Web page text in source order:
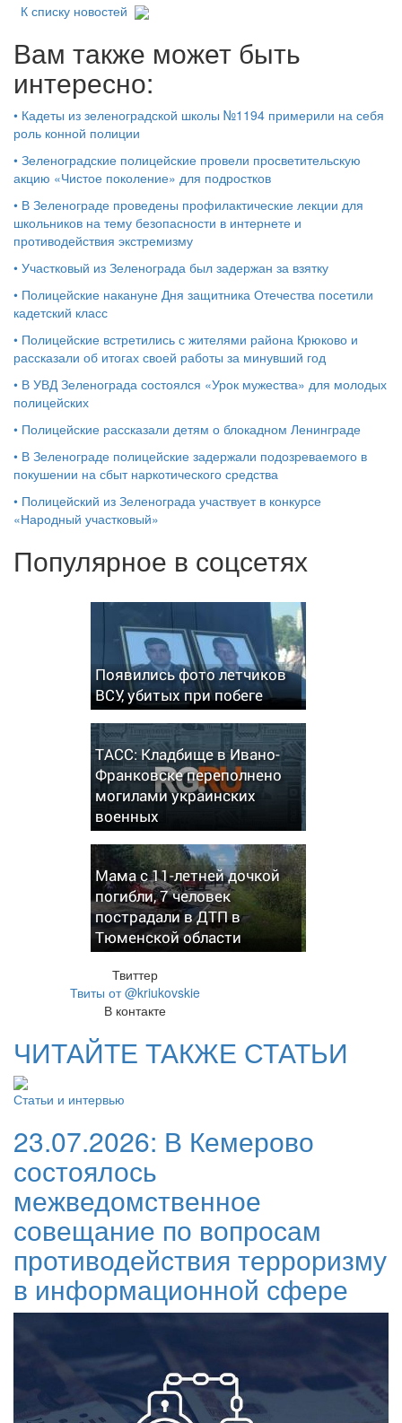
К списку новостей
Вам также может быть
интересно:
• Кадеты из зеленоградской школы №1194 примерили на себя
роль конной полиции
• Зеленоградские полицейские провели просветительскую
акцию «Чистое поколение» для подростков
• В Зеленограде проведены профилактические лекции для
школьников на тему безопасности в интернете и
противодействия экстремизму
• Участковый из Зеленограда был задержан за взятку
• Полицейские накануне Дня защитника Отечества посетили
кадетский класс
• Полицейские встретились с жителями района Крюково и
рассказали об итогах своей работы за минувший год
• В УВД Зеленограда состоялся «Урок мужества» для молодых
полицейских
• Полицейские рассказали детям о блокадном Ленинграде
• В Зеленограде полицейские задержали подозреваемого в
покушении на сбыт наркотического средства
• Полицейский из Зеленограда участвует в конкурсе
«Народный участковый»
Популярное в соцсетях
Появились фото летчиков
ВСУ, убитых при побеге
ТАСС: Кладбище в Ивано-
Франковске переполнено
могилами украинских
военных
Мама с 11-летней дочкой
погибли, 7 человек
пострадали в ДТП в
Тюменской области
Твиттер
Твиты от @kriukovskie
В контакте
ЧИТАЙТЕ ТАКЖЕ СТАТЬИ
Статьи и интервью
23.07.2026: В Кемерово
состоялось
межведомственное
совещание по вопросам
противодействия терроризму
в информационной сфере